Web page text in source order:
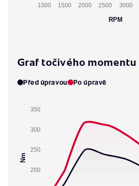
1000 1500 2000 2500 3000
RPM
Graf točivého momentu
Před úpravou Po úpravě
350
300
250
200
Nm